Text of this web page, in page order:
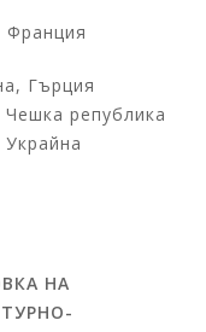
Франция
Гърция
република
НА